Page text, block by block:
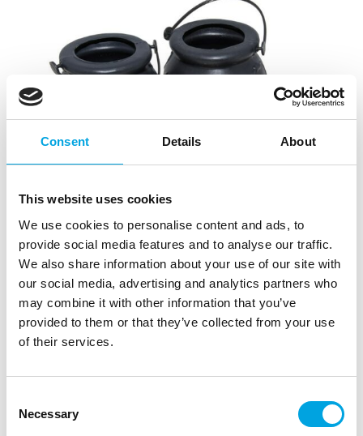
Consent Details About
This website uses cookies
We use cookies to personalise content and ads, to
provide social media features and to analyse our traffic.
We also share information about your use of our site with
our social media, advertising and analytics partners who
may combine it with other information that you’ve
provided to them or that they’ve collected from your use
of their services.
Selection
Necessary
Minikokoiset noidanpadat 6kpl
Tuotetunnus (SKU): P38170